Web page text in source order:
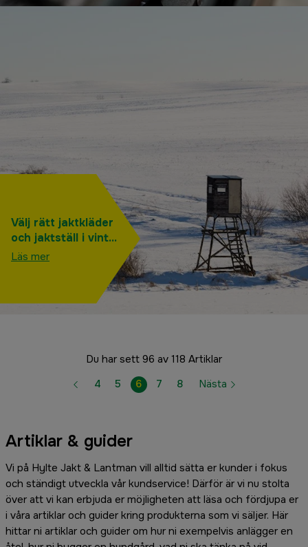
Välj rätt jaktkläder
och jaktställ i vinter
– 6 tips för att
Läs mer
Du har sett 96 av 118 Artiklar
4
5 6 7 8 Nästa
Artiklar & guider
Vi på Hylte Jakt & Lantman vill alltid sätta er kunder i fokus
och ständigt utveckla vår kundservice! Därför är vi nu stolta
över att vi kan erbjuda er möjligheten att läsa och fördjupa er
i våra artiklar och guider kring produkterna som vi säljer. Här
hittar ni artiklar och guider om hur ni exempelvis anlägger en